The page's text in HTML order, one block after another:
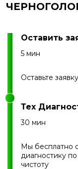
Оставить
5 мин
Оставьте
Тех
30 мин
Мы бесплатно
диагностику
чистоту